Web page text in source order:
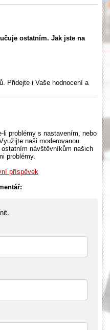
ostatním. Jak jste na
Přidejte i Vaše hodnocení a
li problémy s nastavením, nebo
naši moderovanou
návštěvníkům našich
problémy.
příspěvek